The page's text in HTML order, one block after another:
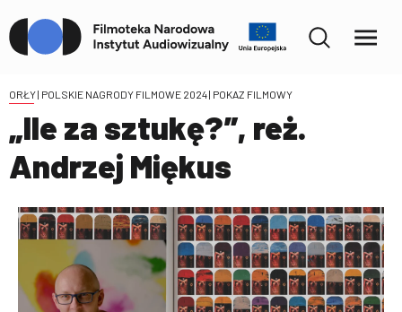
ORŁY | POLSKIE NAGRODY FILMOWE 2024| POKAZ FILMOWY
„Ile za sztukę?”, reż.
Andrzej Miękus